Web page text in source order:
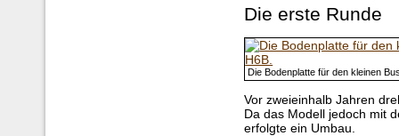
Die erste Runde
Die Bodenplatte für den kleinen
Vor zweieinhalb Jahren
Da das Modell jedoch mit
erfolgte ein Umbau.